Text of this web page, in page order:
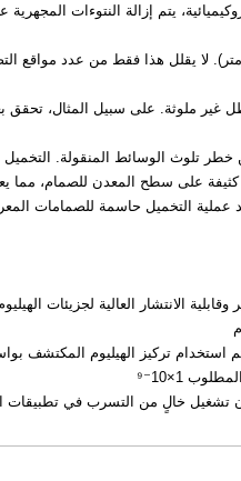
يتم إزالة النتوءات
من 0.2 ميكرومتر). لا يقلل هذا فقط من
غير ملوثة. على سبيل المثال، تحقق
تلوث الوسائط المنقولة. التخميل
على سطح المعدن للصمام، مما يعزز
التخميل حاسمة للصمامات
الانتشار العالية لجزيئات
استخدام تركيز الهيليوم المكتشف
1×10⁻⁹